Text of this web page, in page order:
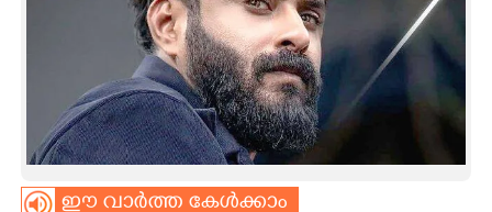
ART
ASTRO
ഈ വാർത്ത കേൾക്കാം